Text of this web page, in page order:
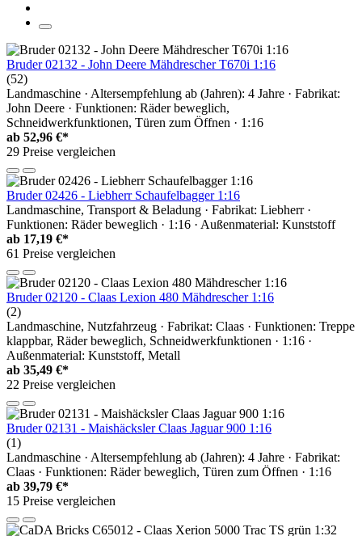
Bruder 02132 - John Deere Mähdrescher T670i 1:16
(52)
Landmaschine · Altersempfehlung ab (Jahren): 4 Jahre · Fabrikat:
John Deere · Funktionen: Räder beweglich,
Schneidwerkfunktionen, Türen zum Öffnen · 1:16
ab 52,96 €*
29 Preise vergleichen
Bruder 02426 - Liebherr Schaufelbagger 1:16
Landmaschine, Transport & Beladung · Fabrikat: Liebherr ·
Funktionen: Räder beweglich · 1:16 · Außenmaterial: Kunststoff
ab 17,19 €*
61 Preise vergleichen
Bruder 02120 - Claas Lexion 480 Mähdrescher 1:16
(2)
Landmaschine, Nutzfahrzeug · Fabrikat: Claas · Funktionen: Treppe
klappbar, Räder beweglich, Schneidwerkfunktionen · 1:16 ·
Außenmaterial: Kunststoff, Metall
ab 35,49 €*
22 Preise vergleichen
Bruder 02131 - Maishäcksler Claas Jaguar 900 1:16
(1)
Landmaschine · Altersempfehlung ab (Jahren): 4 Jahre · Fabrikat:
Claas · Funktionen: Räder beweglich, Türen zum Öffnen · 1:16
ab 39,79 €*
15 Preise vergleichen